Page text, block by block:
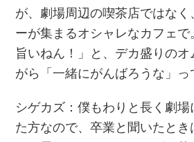
が、劇場周辺の喫茶店ではな
ーが集まるオシャレなカフェ
旨いねん！」と、デカ盛りの
がら「一緒にがんばろうな」っ
シゲカズ：僕もわりと長く劇
た方なので、卒業と聞いたとき